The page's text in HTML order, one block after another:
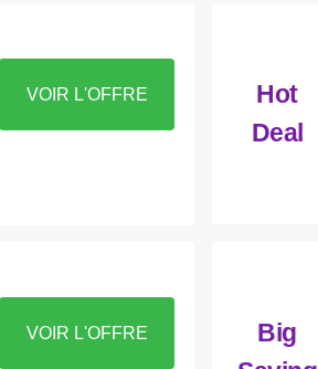
VOIR L'OFFRE
Hot
Deal
VOIR L'OFFRE
Big